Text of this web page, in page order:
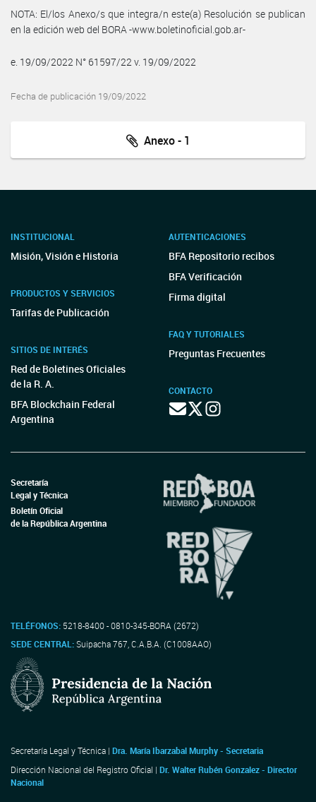
NOTA: El/los Anexo/s que integra/n este(a) Resolución se publican
en la edición web del BORA -www.boletinoficial.gob.ar-
e. 19/09/2022 N° 61597/22 v. 19/09/2022
Fecha de publicación 19/09/2022
Anexo - 1
INSTITUCIONAL
Misión, Visión e Historia
PRODUCTOS Y SERVICIOS
Tarifas de Publicación
SITIOS DE INTERÉS
Red de Boletines Oficiales
de la R. A.
BFA Blockchain Federal
Argentina
AUTENTICACIONES
BFA Repositorio recibos
BFA Verificación
Firma digital
FAQ Y TUTORIALES
Preguntas Frecuentes
CONTACTO
Secretaría
Legal y Técnica
Boletín Oficial
de la República Argentina
TELÉFONOS: 5218-8400 - 0810-345-BORA (2672)
SEDE CENTRAL:Suipacha 767, C.A.B.A. (C1008AAO)
Secretaría Legal y Técnica | Dra. María Ibarzabal Murphy - Secretaria
Dirección Nacional del Registro Oficial | Dr. Walter Rubén Gonzalez - Director
Nacional